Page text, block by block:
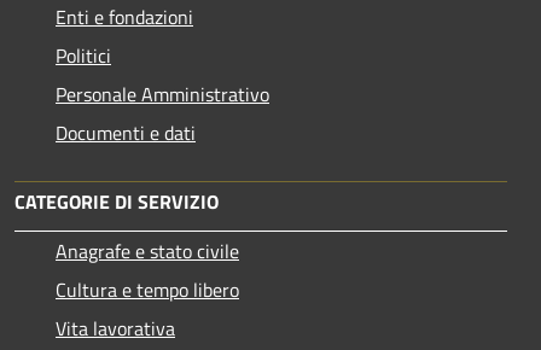
Enti e fondazioni
Politici
Personale Amministrativo
Documenti e dati
CATEGORIE DI SERVIZIO
Anagrafe e stato civile
Cultura e tempo libero
Vita lavorativa